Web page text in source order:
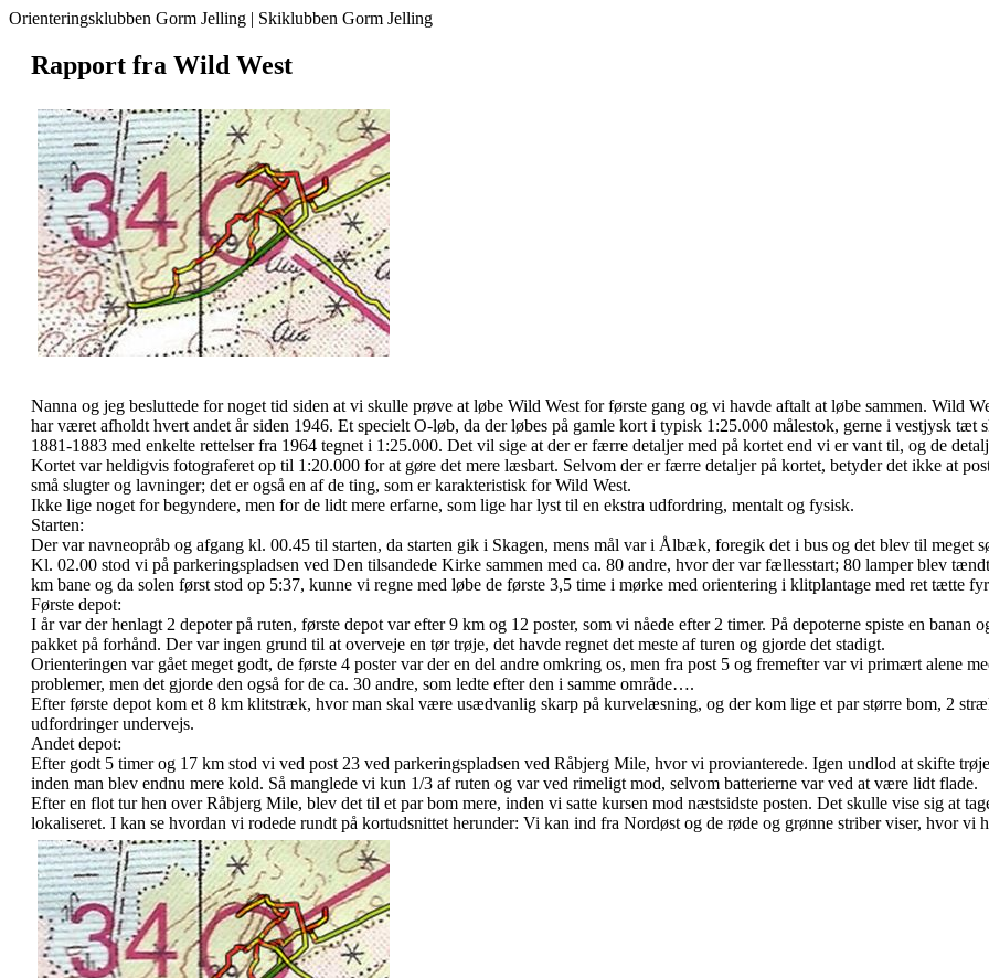
Orienteringsklubben Gorm Jelling | Skiklubben Gorm Jelling
Rapport fra Wild West
Nanna og jeg besluttede for noget tid siden at vi skulle prøve at løbe Wild West for første gang og vi havde aftalt at løbe sammen. Wild
har været afholdt hvert andet år siden 1946. Et specielt O-løb, da der løbes på gamle kort i typisk 1:25.000 målestok, gerne i vestjysk tæt
1881-1883 med enkelte rettelser fra 1964 tegnet i 1:25.000. Det vil sige at der er færre detaljer med på kortet end vi er vant til, og de
Kortet var heldigvis fotograferet op til 1:20.000 for at gøre det mere læsbart. Selvom der er færre detaljer på kortet, betyder det ikke at
små slugter og lavninger; det er også en af de ting, som er karakteristisk for Wild West.
Ikke lige noget for begyndere, men for de lidt mere erfarne, som lige har lyst til en ekstra udfordring, mentalt og fysisk.
Starten:
Der var navneopråb og afgang kl. 00.45 til starten, da starten gik i Skagen, mens mål var i Ålbæk, foregik det i bus og det blev til meget
Kl. 02.00 stod vi på parkeringspladsen ved Den tilsandede Kirke sammen med ca. 80 andre, hvor der var fællesstart; 80 lamper blev
km bane og da solen først stod op 5:37, kunne vi regne med løbe de første 3,5 time i mørke med orientering i klitplantage med ret tætte
Første depot:
I år var der henlagt 2 depoter på ruten, første depot var efter 9 km og 12 poster, som vi nåede efter 2 timer. På depoterne spiste en
pakket på forhånd. Der var ingen grund til at overveje en tør trøje, det havde regnet det meste af turen og gjorde det stadigt.
Orienteringen var gået meget godt, de første 4 poster var der en del andre omkring os, men fra post 5 og fremefter var vi primært alene
problemer, men det gjorde den også for de ca. 30 andre, som ledte efter den i samme område….
Efter første depot kom et 8 km klitstræk, hvor man skal være usædvanlig skarp på kurvelæsning, og der kom lige et par større bom, 2
udfordringer undervejs.
Andet depot:
Efter godt 5 timer og 17 km stod vi ved post 23 ved parkeringspladsen ved Råbjerg Mile, hvor vi provianterede. Igen undlod at skifte
inden man blev endnu mere kold. Så manglede vi kun 1/3 af ruten og var ved rimeligt mod, selvom batterierne var ved at være lidt flade.
Efter en flot tur hen over Råbjerg Mile, blev det til et par bom mere, inden vi satte kursen mod næstsidste posten. Det skulle vise sig at
lokaliseret. I kan se hvordan vi rodede rundt på kortudsnittet herunder: Vi kan ind fra Nordøst og de røde og grønne striber viser, hvor vi